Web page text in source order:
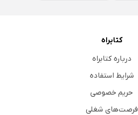
کتابراه
درباره کتابراه
شرایط استفاده
حریم خصوصی
فرصت‌های شغلی